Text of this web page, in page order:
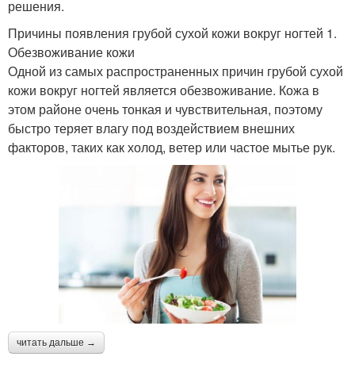
решения.
Причины появления грубой сухой кожи вокруг ногтей 1.
Обезвоживание кожи
Одной из самых распространенных причин грубой сухой
кожи вокруг ногтей является обезвоживание. Кожа в
этом районе очень тонкая и чувствительная, поэтому
быстро теряет влагу под воздействием внешних
факторов, таких как холод, ветер или частое мытье рук.
читать дальше →